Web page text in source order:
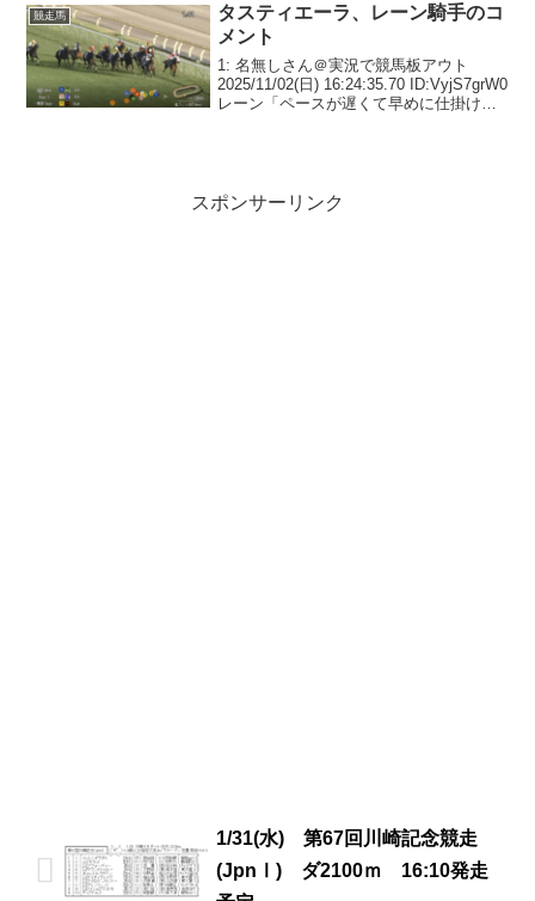
競走馬
タスティエーラ、レーン騎手のコ
メント
1: 名無しさん＠実況で競馬板アウト
2025/11/02(日) 16:24:35.70 ID:VyjS7grW0
レーン「ペースが遅くて早めに仕掛けた
スポンサーリンク
1/31(水) 第67回川崎記念競走
(JpnⅠ) ダ2100ｍ 16:10発走